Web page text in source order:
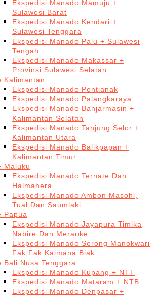
Ekspedisi Manado Mamuju +
Sulawesi Barat
Ekspedisi Manado Kendari +
Sulawesi Tenggara
Ekspedisi Manado Palu + Sulawesi
Tengah
Ekspedisi Manado Makassar +
Provinsi Sulawesi Selatan
Kalimantan
Ekspedisi Manado Pontianak
Ekspedisi Manado Palangkaraya
Ekspedisi Manado Banjarmasin +
Kalimantan Selatan
Ekspedisi Manado Tanjung Selor +
Kalimantan Utara
Ekspedisi Manado Balikpapan +
Kalimantan Timur
Maluku
Ekspedisi Manado Ternate Dan
Halmahera
Ekspedisi Manado Ambon Masohi,
Tual Dan Saumlaki
Papua
Ekspedisi Manado Jayapura Timika
Nabire Dan Merauke
Ekspedisi Manado Sorong Manokwari
Fak Fak Kaimana Biak
Bali Nusa Tenggara
Ekspedisi Manado Kupang + NTT
Ekspedisi Manado Mataram + NTB
Ekspedisi Manado Denpasar +